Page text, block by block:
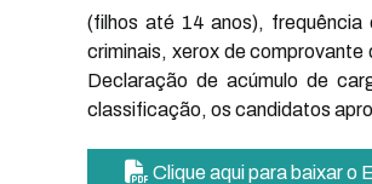
(filhos até 14 anos),
criminais, xerox de
Declaração de acúmulo de
classificação, os candidatos
Clique aqui para baixar o